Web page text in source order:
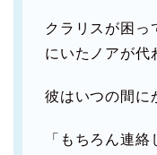
クラリスが困っ
にいたノアが代
彼はいつの間に
「もちろん連